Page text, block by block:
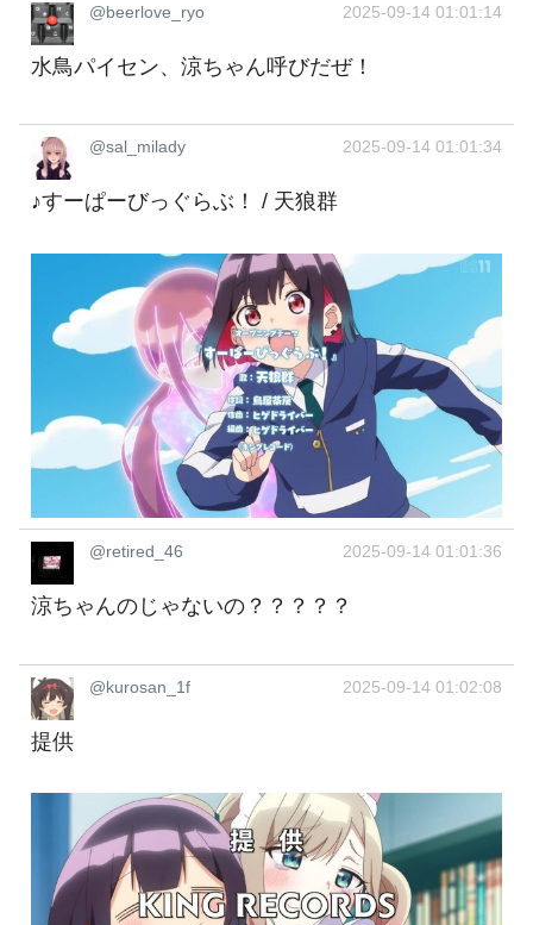
@beerlove_ryo 2025-09-14 01:01:14
水鳥パイセン、涼ちゃん呼びだぜ！
@sal_milady 2025-09-14 01:01:34
♪すーぱーびっぐらぶ！ / 天狼群
@retired_46 2025-09-14 01:01:36
涼ちゃんのじゃないの？？？？？
@kurosan_1f 2025-09-14 01:02:08
提供